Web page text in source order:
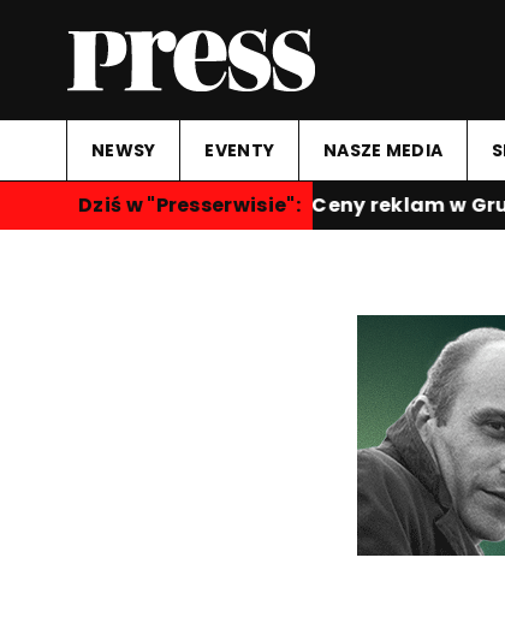
NEWSY EVENTY NASZE MEDIA
Dziś w "Presserwisie":
Polsatu | Ceny reklam w Grupie